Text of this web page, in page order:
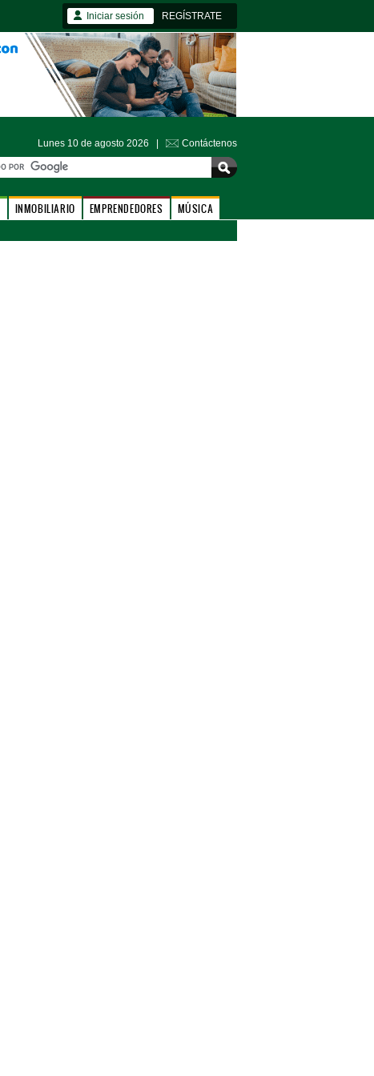
Iniciar sesión REGÍSTRATE
Lunes 10 de agosto 2026 | Contáctenos
INMOBILIARIO EMPRENDEDORES MÚSICA